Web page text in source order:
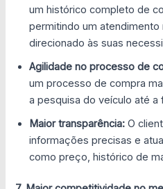
um histórico completo de
permitindo um atendimento
direcionado às suas
Agilidade no processo de
um processo de compra
a pesquisa do veículo até a
Maior transparência: O
informações precisas e
como preço, histórico de